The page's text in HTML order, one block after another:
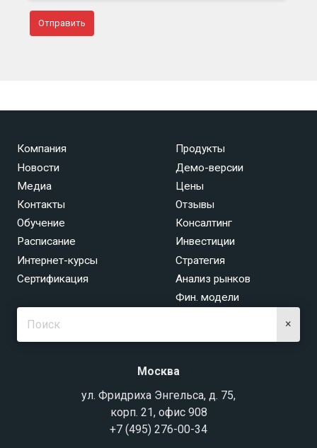
Компания
Новости
Медиа
Контакты
Продукты
Демо-версии
Цены
Отзывы
Обучение
Расписание
Интернет-курсы
Сертификация
Консалтинг
Инвестиции
Стратегия
Анализ рынков
Фин. модели
×
Москва
ул. Фридриха Энгельса, д. 75,
корп. 21, офис 908
+7 (495) 276-00-34